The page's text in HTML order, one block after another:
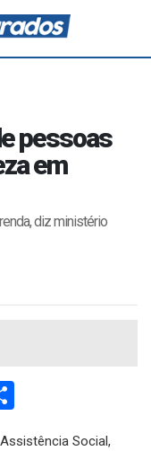
pessoas
em
diz ministério
Social,